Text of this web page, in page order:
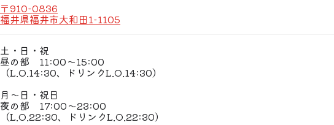
〒910-0836
福井県福井市大和田1-1105
土・日・祝
昼の部 11:00〜15:00
（L.O.14:30、ドリンクL.O.14:30）
月〜日・祝日
夜の部 17:00〜23:00
（L.O.22:30、ドリンクL.O.22:30）